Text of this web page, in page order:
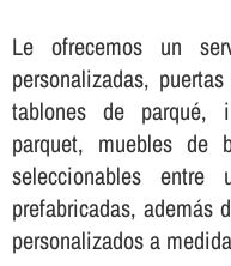
Le ofrecemos un
personalizadas,
tablones de parqué,
parquet, muebles de
seleccionables
prefabricadas, además
personalizados a